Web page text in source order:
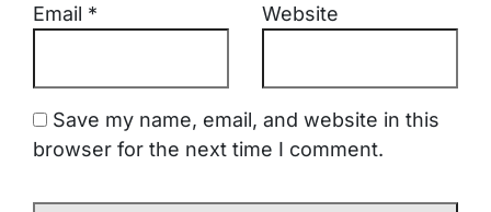
Email * Website
Save my name, email, and website in this
browser for the next time I comment.